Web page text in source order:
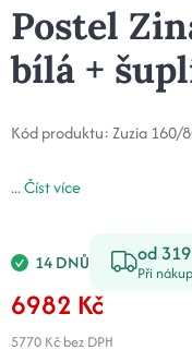
Postel
bílá +
Kód produktu:Zuzia 160/
...Číst více
14 DNŮ od
Při
6982 Kč
5770 Kč bez DPH